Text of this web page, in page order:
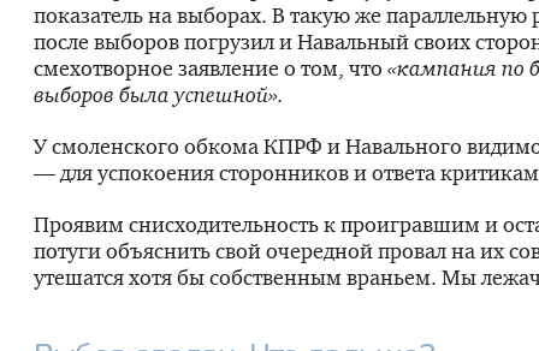
показатель на выборах. В такую же параллельную
после выборов погрузил и Навальный своих
смехотворное заявление о том, что «кампания по
выборов была успешной».
У смоленского обкома КПРФ и Навального
— для успокоения сторонников и ответа
Проявим снисходительность к проигравшим и
потуги объяснить свой очередной провал на их
утешатся хотя бы собственным враньем. Мы